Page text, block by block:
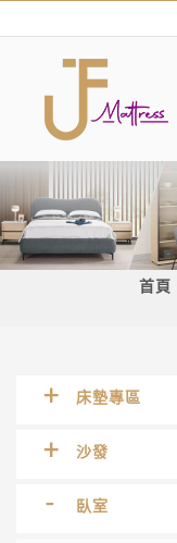
首頁
床墊專區
沙發
臥室